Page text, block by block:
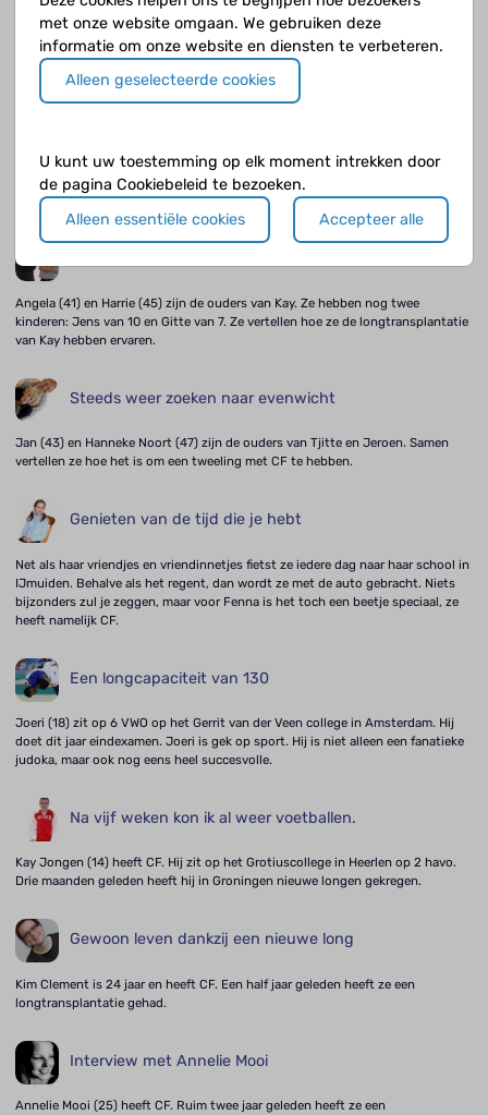
Universitair Medisch Centrum Groningen, over longtransplantaties bij
kinderen met CF. We vroegen hem of er iets is veranderd.
Doe de dingen die je wilt
misschien gaat ze eerst verder studeren op HBO niveau. Daar is ze nog niet
helemaal uit. Het hangt er ook een beetje vanaf hoe een en ander met haar CF
valt te combineren.
Angela (41) en Harrie (45) zijn de ouders van Kay. Ze hebben nog twee
kinderen: Jens van 10 en Gitte van 7. Ze vertellen hoe ze de longtransplantatie
van Kay hebben ervaren.
Steeds weer zoeken naar evenwicht
Jan (43) en Hanneke Noort (47) zijn de ouders van Tjitte en Jeroen. Samen
vertellen ze hoe het is om een tweeling met CF te hebben.
Genieten van de tijd die je hebt
Net als haar vriendjes en vriendinnetjes fietst ze iedere dag naar haar school in
IJmuiden. Behalve als het regent, dan wordt ze met de auto gebracht. Niets
bijzonders zul je zeggen, maar voor Fenna is het toch een beetje speciaal, ze
heeft namelijk CF.
Een longcapaciteit van 130
Joeri (18) zit op 6 VWO op het Gerrit van der Veen college in Amsterdam. Hij
doet dit jaar eindexamen. Joeri is gek op sport. Hij is niet alleen een fanatieke
judoka, maar ook nog eens heel succesvolle.
Na vijf weken kon ik al weer voetballen.
Kay Jongen (14) heeft CF. Hij zit op het Grotiuscollege in Heerlen op 2 havo.
Drie maanden geleden heeft hij in Groningen nieuwe longen gekregen.
Gewoon leven dankzij een nieuwe long
Kim Clement is 24 jaar en heeft CF. Een half jaar geleden heeft ze een
longtransplantatie gehad.
Interview met Annelie Mooi
Annelie Mooi (25) heeft CF. Ruim twee jaar geleden heeft ze een
met onze website omgaan. We gebruiken deze
informatie om onze website en diensten te verbeteren.
Alleen geselecteerde cookies
U kunt uw toestemming op elk moment intrekken door
de pagina Cookiebeleid te bezoeken.
Alleen essentiële cookies
Accepteer alle